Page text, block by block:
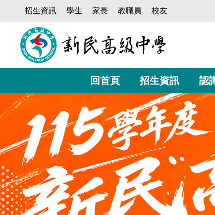
容
招生資訊 學生 家長 教職員 校友
回首頁 招生資訊 認